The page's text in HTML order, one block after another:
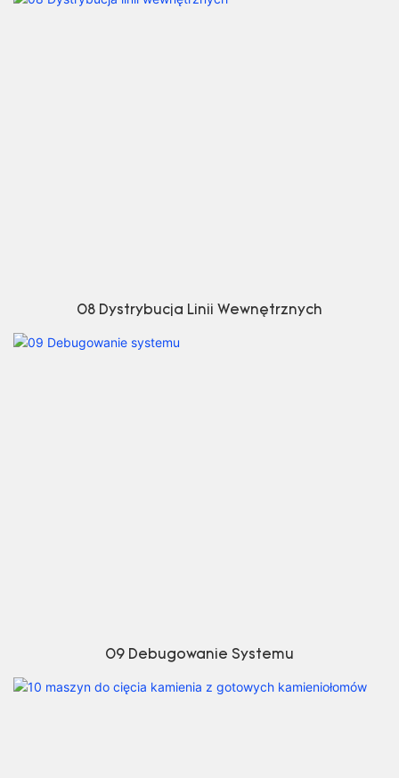
08 Dystrybucja Linii Wewnętrznych
09 Debugowanie Systemu